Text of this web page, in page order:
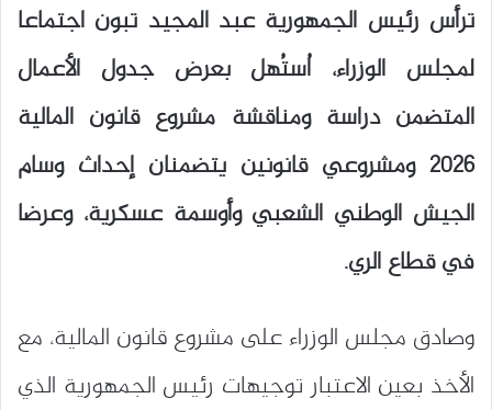
ترأس رئيس الجمهورية عبد المجيد تبون اجتماعا
لمجلس الوزراء، اُستُهل بعرض جدول الأعمال
المتضمن دراسة ومناقشة مشروع قانون المالية
2026 ومشروعي قانونين يتضمنان إحداث وسام
الجيش الوطني الشعبي وأوسمة عسكرية، وعرضا
في قطاع الري.
وصادق مجلس الوزراء على مشروع قانون المالية، مع
الأخذ بعين الاعتبار توجيهات رئيس الجمهورية الذي